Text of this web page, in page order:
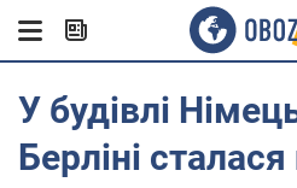
У будівлі
Берліні